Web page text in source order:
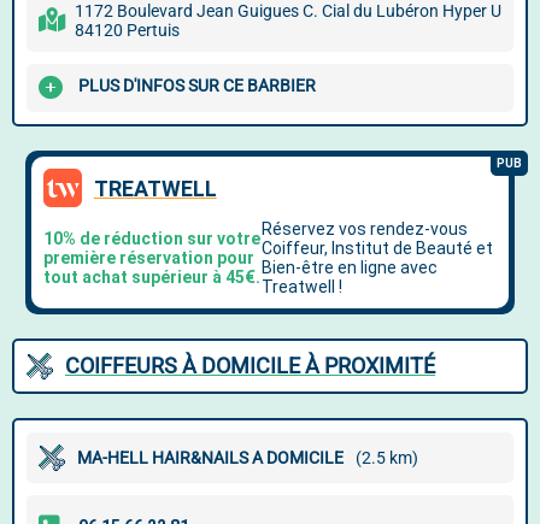
1172 Boulevard Jean Guigues C. Cial du Lubéron Hyper U
84120 Pertuis
PLUS D'INFOS SUR CE BARBIER
COIFFEURS À DOMICILE À PROXIMITÉ
MA-HELL HAIR&NAILS A DOMICILE (2.5 km)